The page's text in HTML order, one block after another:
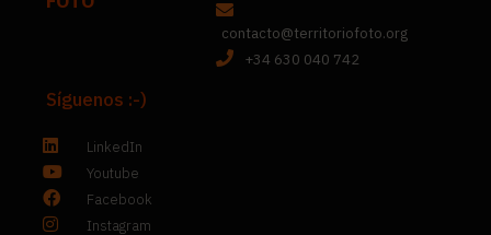
contacto@territoriofoto.org
+34 630 040 742
Síguenos :-)
LinkedIn
Youtube
Facebook
Instagram